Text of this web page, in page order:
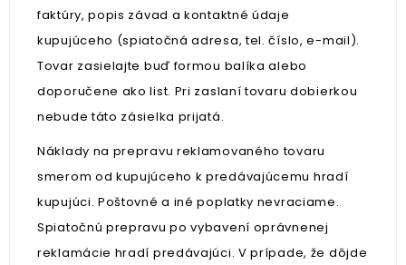
faktúry, popis závad a kontaktné údaje
kupujúceho (spiatočná adresa, tel. číslo, e-mail).
Tovar zasielajte buď formou balíka alebo
doporučene ako list. Pri zaslaní tovaru dobierkou
nebude táto zásielka prijatá.
Náklady na prepravu reklamovaného tovaru
smerom od kupujúceho k predávajúcemu hradí
kupujúci. Poštovné a iné poplatky nevraciame.
Spiatočnú prepravu po vybavení oprávnenej
reklamácie hradí predávajúci. V prípade, že dôjde